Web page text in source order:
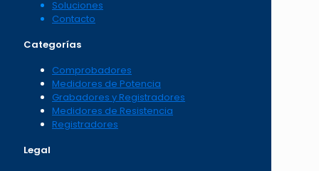
Soluciones
Contacto
Categorías
Comprobadores
Medidores de Potencia
Grabadores y Registradores
Medidores de Resistencia
Registradores
Legal